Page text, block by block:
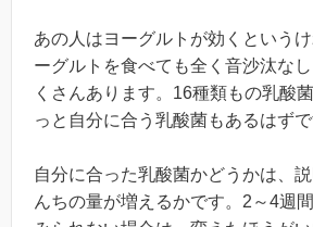
あの人はヨーグルトが効くという
ーグルトを食べても全く音沙汰な
くさんあります。16種類もの乳酸
っと自分に合う乳酸菌もあるはずで
自分に合った乳酸菌かどうかは、
んちの量が増えるかです。2～4週